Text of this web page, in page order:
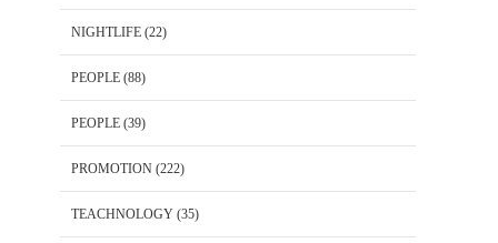
NIGHTLIFE (22)
PEOPLE (88)
PEOPLE (39)
PROMOTION (222)
TEACHNOLOGY (35)